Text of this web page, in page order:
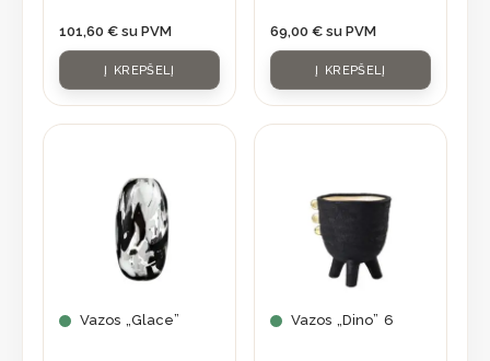
101,60 € su PVM
Į KREPŠELĮ
69,00 € su PVM
Į KREPŠELĮ
Vazos „Glace” Vazos „Dino” 6